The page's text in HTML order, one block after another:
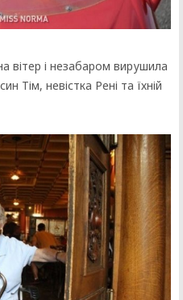
вітер і незабаром вирушила
Тім, невістка Рені та їхній